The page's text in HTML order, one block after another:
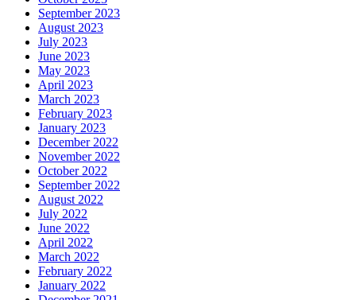
September 2023
August 2023
July 2023
June 2023
May 2023
April 2023
March 2023
February 2023
January 2023
December 2022
November 2022
October 2022
September 2022
August 2022
July 2022
June 2022
April 2022
March 2022
February 2022
January 2022